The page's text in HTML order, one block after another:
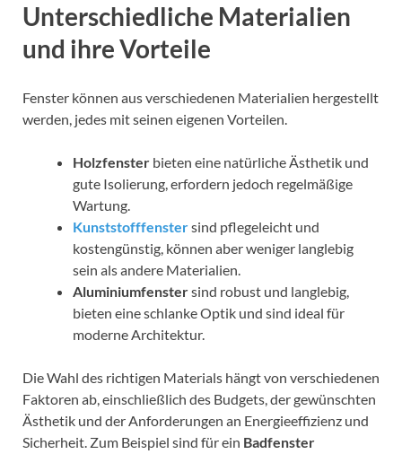
Unterschiedliche Materialien
und ihre Vorteile
Fenster können aus verschiedenen Materialien hergestellt
werden, jedes mit seinen eigenen Vorteilen.
Holzfenster bieten eine natürliche Ästhetik und
gute Isolierung, erfordern jedoch regelmäßige
Wartung.
Kunststofffenstersind pflegeleicht und
kostengünstig, können aber weniger langlebig
sein als andere Materialien.
Aluminiumfenstersind robust und langlebig,
bieten eine schlanke Optik und sind ideal für
moderne Architektur.
Die Wahl des richtigen Materials hängt von verschiedenen
Faktoren ab, einschließlich des Budgets, der gewünschten
Ästhetik und der Anforderungen an Energieeffizienz und
Sicherheit. Zum Beispiel sind für ein Badfenster